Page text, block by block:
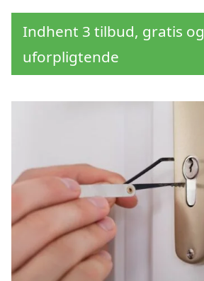
Indhent 3 tilbud, gratis og
uforpligtende